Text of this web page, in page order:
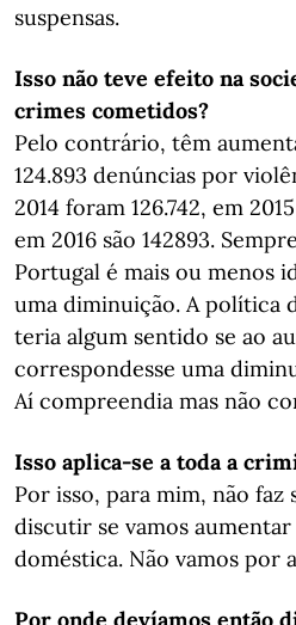
suspensas.
Isso não teve efeito na
crimes cometidos?
Pelo contrário, têm
124.893 denúncias por
2014 foram 126.742, em
em 2016 são 142893.
Portugal é mais ou menos
uma diminuição. A política
teria algum sentido se ao
correspondesse uma
Aí compreendia mas não
Isso aplica-se a toda a
Por isso, para mim, não faz
discutir se vamos
doméstica. Não vamos por